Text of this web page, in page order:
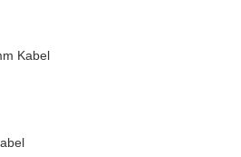
Kabel